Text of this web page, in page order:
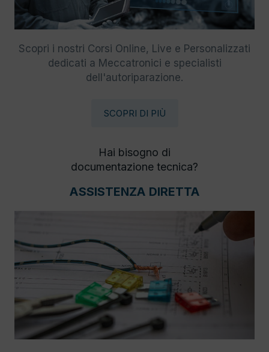
Scopri i nostri Corsi Online, Live e Personalizzati
dedicati a Meccatronici e specialisti
dell'autoriparazione.
SCOPRI DI PIÙ
Hai bisogno di
documentazione tecnica?
ASSISTENZA DIRETTA